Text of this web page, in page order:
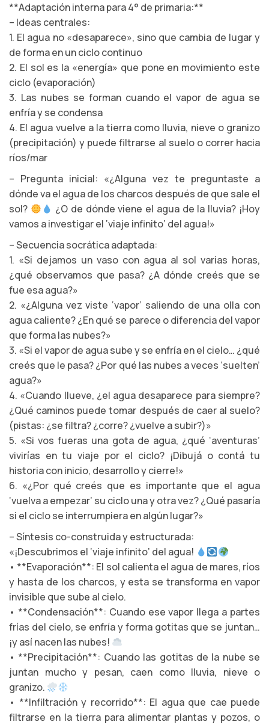
**Adaptación interna para 4° de primaria:**
– Ideas centrales:
1. El agua no «desaparece», sino que cambia de lugar y
de forma en un ciclo continuo
2. El sol es la «energía» que pone en movimiento este
ciclo (evaporación)
3. Las nubes se forman cuando el vapor de agua se
enfría y se condensa
4. El agua vuelve a la tierra como lluvia, nieve o granizo
(precipitación) y puede filtrarse al suelo o correr hacia
ríos/mar
– Pregunta inicial: «¿Alguna vez te preguntaste a
dónde va el agua de los charcos después de que sale el
sol?
¿O de dónde viene el agua de la lluvia? ¡Hoy
vamos a investigar el ‘viaje infinito’ del agua!»
– Secuencia socrática adaptada:
1. «Si dejamos un vaso con agua al sol varias horas,
¿qué observamos que pasa? ¿A dónde creés que se
fue esa agua?»
2. «¿Alguna vez viste ‘vapor’ saliendo de una olla con
agua caliente? ¿En qué se parece o diferencia del vapor
que forma las nubes?»
3. «Si el vapor de agua sube y se enfría en el cielo… ¿qué
creés que le pasa? ¿Por qué las nubes a veces ‘suelten’
agua?»
4. «Cuando llueve, ¿el agua desaparece para siempre?
¿Qué caminos puede tomar después de caer al suelo?
(pistas: ¿se filtra? ¿corre? ¿vuelve a subir?)»
5. «Si vos fueras una gota de agua, ¿qué ‘aventuras’
vivirías en tu viaje por el ciclo? ¡Dibujá o contá tu
historia con inicio, desarrollo y cierre!»
6. «¿Por qué creés que es importante que el agua
‘vuelva a empezar’ su ciclo una y otra vez? ¿Qué pasaría
si el ciclo se interrumpiera en algún lugar?»
– Síntesis co-construida y estructurada:
«¡Descubrimos el ‘viaje infinito’ del agua!
• **Evaporación**: El sol calienta el agua de mares, ríos
y hasta de los charcos, y esta se transforma en vapor
invisible que sube al cielo.
• **Condensación**: Cuando ese vapor llega a partes
frías del cielo, se enfría y forma gotitas que se juntan…
¡y así nacen las nubes!
• **Precipitación**: Cuando las gotitas de la nube se
juntan mucho y pesan, caen como lluvia, nieve o
granizo.
• **Infiltración y recorrido**: El agua que cae puede
filtrarse en la tierra para alimentar plantas y pozos, o